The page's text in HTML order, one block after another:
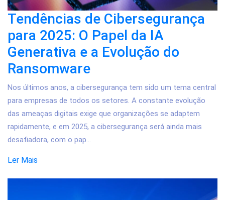
Tendências de Cibersegurança
para 2025: O Papel da IA
Generativa e a Evolução do
Ransomware
Nos últimos anos, a cibersegurança tem sido um tema central
para empresas de todos os setores. A constante evolução
das ameaças digitais exige que organizações se adaptem
rapidamente, e em 2025, a cibersegurança será ainda mais
desafiadora, com o pap...
Ler Mais